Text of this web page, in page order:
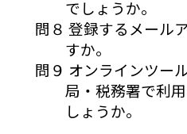
でしょうか。
問８ 登録するメール
すか。
問９ オンラインツー
局・税務署で利
しょうか。